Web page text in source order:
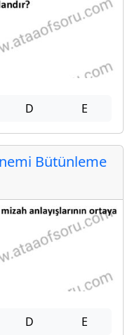
D E
Bütünleme
D E